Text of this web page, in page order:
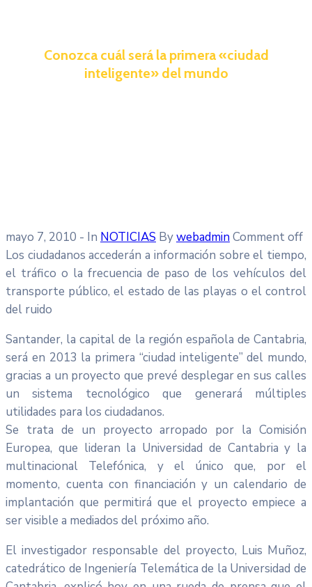
Conozca cuál será la primera «ciudad
inteligente» del mundo
mayo 7, 2010 - In NOTICIAS BywebadminComment off
Los ciudadanos accederán a información sobre el tiempo,
el tráfico o la frecuencia de paso de los vehículos del
transporte público, el estado de las playas o el control
del ruido
Santander, la capital de la región española de Cantabria,
será en 2013 la primera “ciudad inteligente” del mundo,
gracias a un proyecto que prevé desplegar en sus calles
un sistema tecnológico que generará múltiples
utilidades para los ciudadanos.
Se trata de un proyecto arropado por la Comisión
Europea, que lideran la Universidad de Cantabria y la
multinacional Telefónica, y el único que, por el
momento, cuenta con financiación y un calendario de
implantación que permitirá que el proyecto empiece a
ser visible a mediados del próximo año.
El investigador responsable del proyecto, Luis Muñoz,
catedrático de Ingeniería Telemática de la Universidad de